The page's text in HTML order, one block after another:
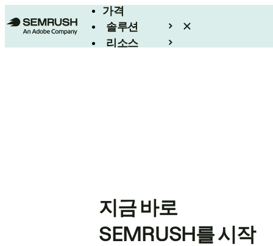
가격
솔루션
리소스
지금 바로
SEMRUSH를 시작